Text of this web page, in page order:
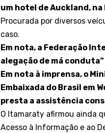
um hotel de Auckland, na
Procurada por diversos
caso.
Em nota, a Federação
alegação de má
Em nota à imprensa, o
Embaixada do Brasil em
presta a assistência
O Itamaraty afirmou ainda
Acesso à Informação e ao